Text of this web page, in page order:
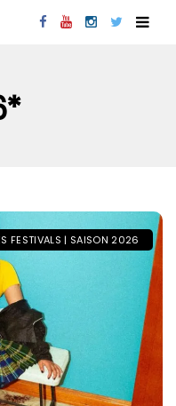
FESTIVALS | SAISON 2026